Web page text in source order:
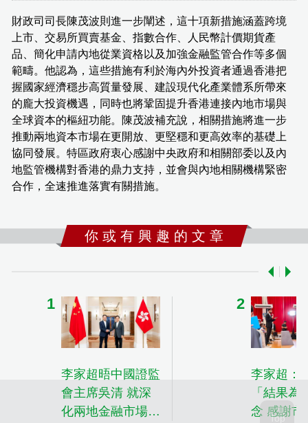
財政司司長陳茂波則進一步闡述，這十項新措施涵蓋跨境
上市、交易所買賣基金、指數合作、人民幣計價期貨產
品、簡化申請內地從業資格以及加強金融監管合作等多個
範疇。他認為，這些措施有利於海內外投資者通過香港把
握國家經濟穩步高質量發展、建設現代化產業體系所帶來
的龐大投資機遇，同時也將鞏固提升香港連接內地市場與
全球資本的樞紐功能。陳茂波補充說，相關措施將進一步
推動兩地資本市場在更開放、更堅穩和更高效率的基礎上
協同發展。特區政府衷心感謝中央政府和相關部委以及內
地監管機構對香港的鼎力支持，並會與內地相關機構緊密
合作，全速推進落實有關措施。
你 或 有 興 趣 的 文 章
李家超晤中國證監
會主席吳清 就深
化兩地金融市場互
李家超：
「結果為
念 感謝市